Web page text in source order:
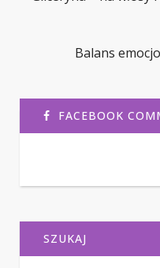
Balans
FACEBOOK
SZUKAJ